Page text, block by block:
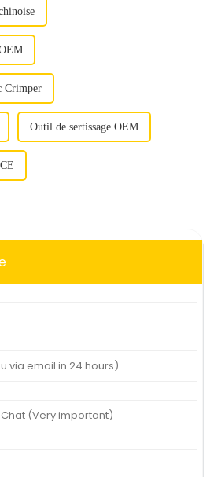
Crimper
Outil de sertissage OEM